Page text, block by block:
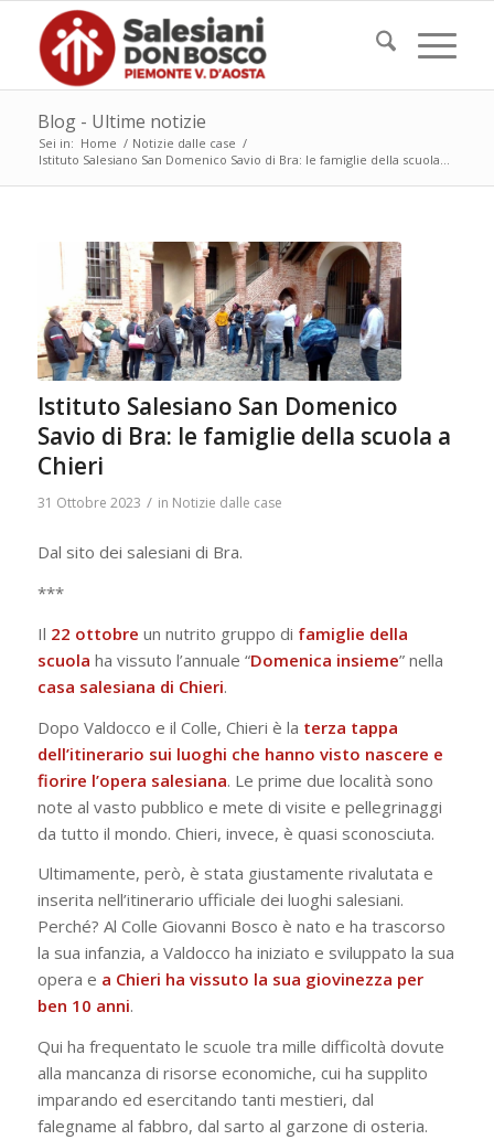
Blog - Ultime notizie
Sei in: Home / Notizie dalle case /
Istituto Salesiano San Domenico Savio di Bra: le famiglie della scuola...
Istituto Salesiano San Domenico
Savio di Bra: le famiglie della scuola a
Chieri
31 Ottobre 2023 / in Notizie dalle case
Dal sito dei salesiani di Bra.
***
Il 22 ottobre un nutrito gruppo di famiglie della
scuola ha vissuto l’annuale “Domenica insieme” nella
casa salesiana di Chieri.
Dopo Valdocco e il Colle, Chieri è la terza tappa
dell’itinerario sui luoghi che hanno visto nascere e
fiorire l’opera salesiana. Le prime due località sono
note al vasto pubblico e mete di visite e pellegrinaggi
da tutto il mondo. Chieri, invece, è quasi sconosciuta.
Ultimamente, però, è stata giustamente rivalutata e
inserita nell’itinerario ufficiale dei luoghi salesiani.
Perché? Al Colle Giovanni Bosco è nato e ha trascorso
la sua infanzia, a Valdocco ha iniziato e sviluppato la sua
opera e a Chieri ha vissuto la sua giovinezza per
ben 10 anni.
Qui ha frequentato le scuole tra mille difficoltà dovute
alla mancanza di risorse economiche, cui ha supplito
imparando ed esercitando tanti mestieri, dal
falegname al fabbro, dal sarto al garzone di osteria.